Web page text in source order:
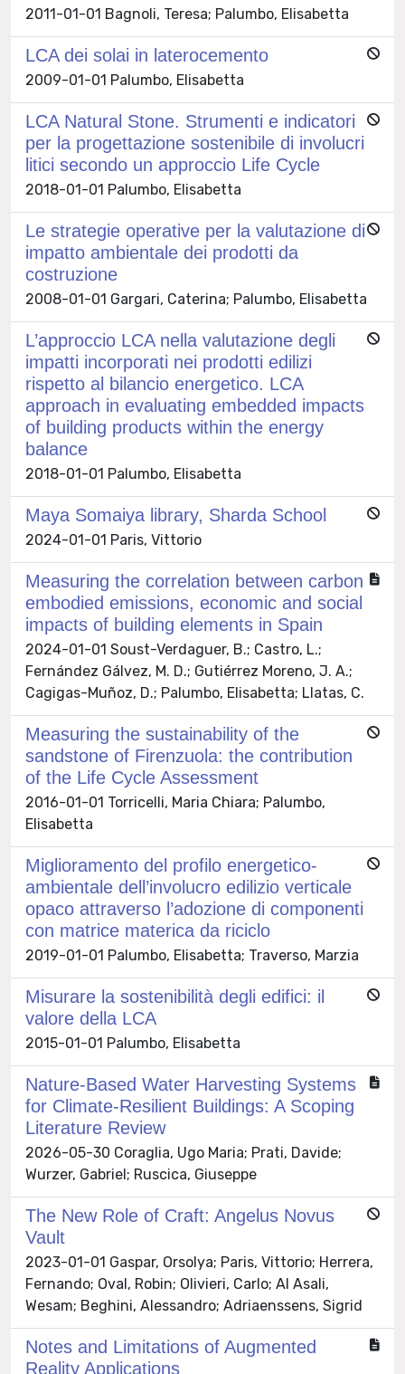
2011-01-01 Bagnoli, Teresa; Palumbo, Elisabetta
LCA dei solai in laterocemento
2009-01-01 Palumbo, Elisabetta
LCA Natural Stone. Strumenti e indicatori
per la progettazione sostenibile di involucri
litici secondo un approccio Life Cycle
2018-01-01 Palumbo, Elisabetta
Le strategie operative per la valutazione di
impatto ambientale dei prodotti da
costruzione
2008-01-01 Gargari, Caterina; Palumbo, Elisabetta
L’approccio LCA nella valutazione degli
impatti incorporati nei prodotti edilizi
rispetto al bilancio energetico. LCA
approach in evaluating embedded impacts
of building products within the energy
balance
2018-01-01 Palumbo, Elisabetta
Maya Somaiya library, Sharda School
2024-01-01 Paris, Vittorio
Measuring the correlation between carbon
embodied emissions, economic and social
impacts of building elements in Spain
2024-01-01 Soust-Verdaguer, B.; Castro, L.;
Fernández Gálvez, M. D.; Gutiérrez Moreno, J. A.;
Cagigas-Muñoz, D.; Palumbo, Elisabetta; Llatas, C.
Measuring the sustainability of the
sandstone of Firenzuola: the contribution
of the Life Cycle Assessment
2016-01-01 Torricelli, Maria Chiara; Palumbo,
Elisabetta
Miglioramento del profilo energetico-
ambientale dell’involucro edilizio verticale
opaco attraverso l’adozione di componenti
con matrice materica da riciclo
2019-01-01 Palumbo, Elisabetta; Traverso, Marzia
Misurare la sostenibilità degli edifici: il
valore della LCA
2015-01-01 Palumbo, Elisabetta
Nature-Based Water Harvesting Systems
for Climate-Resilient Buildings: A Scoping
Literature Review
2026-05-30 Coraglia, Ugo Maria; Prati, Davide;
Wurzer, Gabriel; Ruscica, Giuseppe
The New Role of Craft: Angelus Novus
Vault
2023-01-01 Gaspar, Orsolya; Paris, Vittorio; Herrera,
Fernando; Oval, Robin; Olivieri, Carlo; Al Asali,
Wesam; Beghini, Alessandro; Adriaenssens, Sigrid
Notes and Limitations of Augmented
Reality Applications